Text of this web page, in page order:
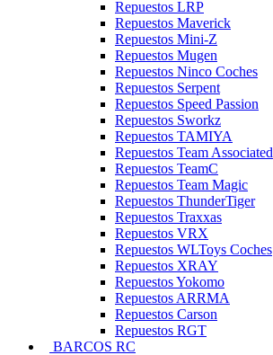
Repuestos LRP
Repuestos Maverick
Repuestos Mini-Z
Repuestos Mugen
Repuestos Ninco Coches
Repuestos Serpent
Repuestos Speed Passion
Repuestos Sworkz
Repuestos TAMIYA
Repuestos Team Associated
Repuestos TeamC
Repuestos Team Magic
Repuestos ThunderTiger
Repuestos Traxxas
Repuestos VRX
Repuestos WLToys Coches
Repuestos XRAY
Repuestos Yokomo
Repuestos ARRMA
Repuestos Carson
Repuestos RGT
BARCOS RC